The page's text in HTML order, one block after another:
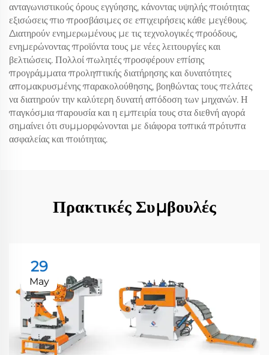
ανταγωνιστικούς όρους εγγύησης, κάνοντας υψηλής ποιότητας
εξισώσεις πιο προσβάσιμες σε επιχειρήσεις κάθε μεγέθους.
Διατηρούν ενημερωμένους με τις τεχνολογικές προόδους,
ενημερώνοντας προϊόντα τους με νέες λειτουργίες και
βελτιώσεις. Πολλοί πωλητές προσφέρουν επίσης
προγράμματα προληπτικής διατήρησης και δυνατότητες
απομακρυσμένης παρακολούθησης, βοηθώντας τους πελάτες
να διατηρούν την καλύτερη δυνατή απόδοση των μηχανών. Η
παγκόσμια παρουσία και η εμπειρία τους στα διεθνή αγορά
σημαίνει ότι συμμορφώνονται με διάφορα τοπικά πρότυπα
ασφαλείας και ποιότητας.
Πρακτικές Συμβουλές
29
May